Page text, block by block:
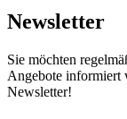
Newsletter
Sie möchten
Angebote informiert
Newsletter!